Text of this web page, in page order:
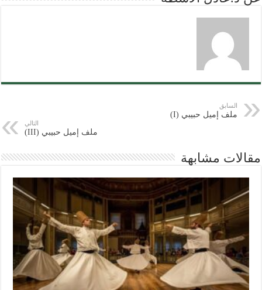
السابق
ملف إميل حبيبي (I)
التالي
ملف إميل حبيبي (III)
مقالات مشابهة